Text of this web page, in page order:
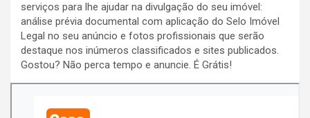
serviços para lhe ajudar na divulgação do seu imóvel:
análise prévia documental com aplicação do Selo Imóvel
Legal no seu anúncio e fotos profissionais que serão
destaque nos inúmeros classificados e sites publicados.
Gostou? Não perca tempo e anuncie. É Grátis!